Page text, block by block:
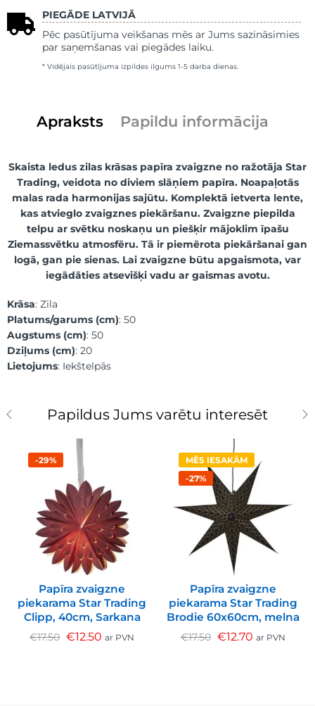
PIEGĀDE LATVIJĀ
Pēc pasūtījuma veikšanas mēs ar Jums sazināsimies
par saņemšanas vai piegādes laiku.
* Vidējais pasūtījuma izpildes ilgums 1-5 darba dienas.
Apraksts Papildu informācija
Skaista ledus zilas krāsas papīra zvaigzne no ražotāja Star
Trading, veidota no diviem slāņiem papīra. Noapaļotās
malas rada harmonijas sajūtu. Komplektā ietverta lente,
kas atvieglo zvaigznes piekāršanu. Zvaigzne piepilda
telpu ar svētku noskaņu un piešķir mājoklim īpašu
Ziemassvētku atmosfēru. Tā ir piemērota piekāršanai gan
logā, gan pie sienas. Lai zvaigzne būtu apgaismota, var
iegādāties atsevišķi vadu ar gaismas avotu.
Krāsa: Zila
Platums/garums (cm): 50
Augstums (cm): 50
Dziļums (cm): 20
Lietojums: Iekštelpās
Papildus Jums varētu interesēt
-29%
Papīra zvaigzne
piekarama Star Trading
Clipp, 40cm, Sarkana
€17.50 €12.50 ar PVN
MĒS IESAKĀM
-27%
Papīra zvaigzne
piekarama Star Trading
Brodie 60x60cm, melna
€17.50 €12.70 ar PVN